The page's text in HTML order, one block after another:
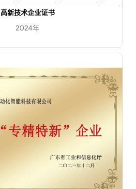
高新技术企业证书
2024年